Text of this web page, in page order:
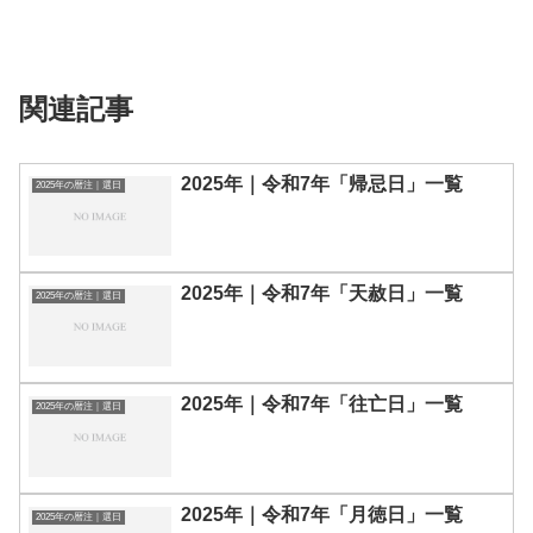
関連記事
2025年の暦注｜選日 2025年｜令和7年「帰忌日」一覧
2025年の暦注｜選日 2025年｜令和7年「天赦日」一覧
2025年の暦注｜選日 2025年｜令和7年「往亡日」一覧
2025年の暦注｜選日 2025年｜令和7年「月徳日」一覧